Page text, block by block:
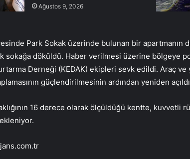
Ağustos 9, 2026
Park Sokak üzerinde bulunan bir apartmanın
sokağa döküldü. Haber verilmesi üzerine bölgeye
Derneği (KEDAK) ekipleri sevk edildi. Araç ve
güçlendirilmesinin ardından yeniden
16 derece olarak ölçüldüğü kentte, kuvvetli